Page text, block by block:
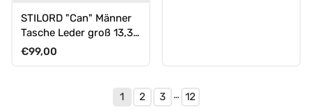
STILORD "Can" Männer
Tasche Leder groß 13,3
Zoll
Normaler Preis
€99,00
1 2 3 … 12